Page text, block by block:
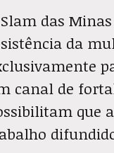
das
da
canal de
que